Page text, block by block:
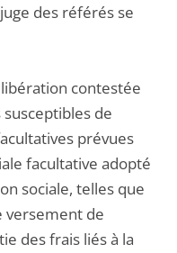
des référés se
contestée
de
prévues
facultative adopté
sociale, telles que
versement de
des frais liés à la